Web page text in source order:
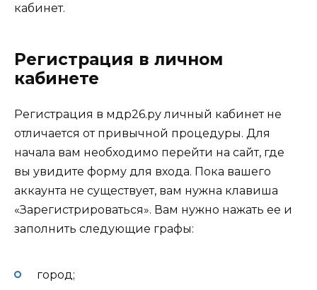
кабинет.
Регистрация в личном
кабинете
Регистрация в мдр26.ру личный кабинет не
отличается от привычной процедуры. Для
начала вам необходимо перейти на сайт, где
вы увидите форму для входа. Пока вашего
аккаунта не существует, вам нужна клавиша
«Зарегистрироваться». Вам нужно нажать ее и
заполнить следующие графы:
город;